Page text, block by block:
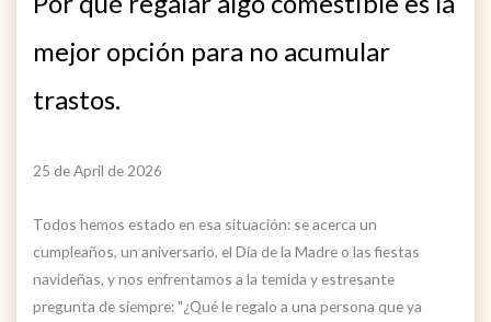
mejor opción para no acumular
trastos.
25 de April de 2026
Todos hemos estado en esa situación: se acerca un
cumpleaños, un aniversario, el Día de la Madre o las fiestas
navideñas, y nos enfrentamos a la temida y estresante
pregunta de siempre: "¿Qué le regalo a una persona que ya